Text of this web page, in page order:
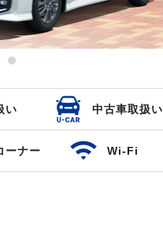
い 中古車取扱い
ーナー Wi-Fi